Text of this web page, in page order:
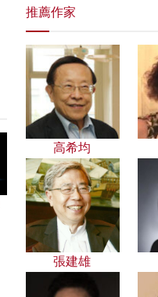
推薦作家
高希均
張建雄